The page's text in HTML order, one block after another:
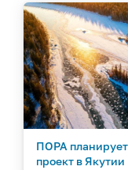
ПОРА
проект в Якутии